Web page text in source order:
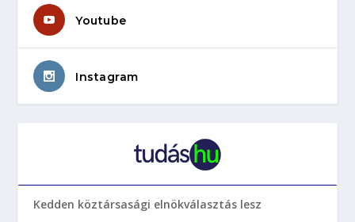
Youtube
Instagram
Kedden köztársasági elnökválasztás lesz